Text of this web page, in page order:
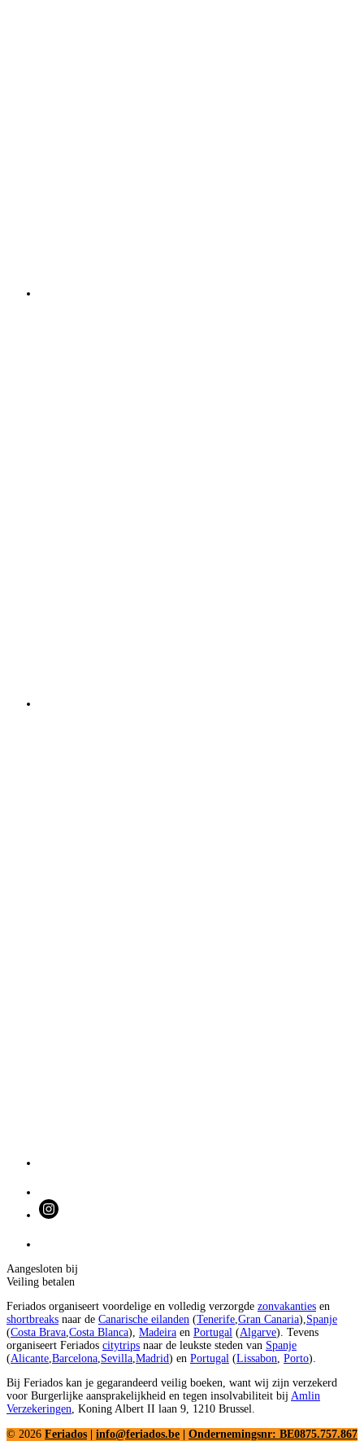
Aangesloten bij
Veiling betalen
Feriados organiseert voordelige en volledig verzorgde zonvakanties en
shortbreaks naar de Canarische eilanden (Tenerife,Gran Canaria),Spanje
(Costa Brava,Costa Blanca), Madeira en Portugal (Algarve). Tevens
organiseert Feriados citytrips naar de leukste steden van Spanje
(Alicante,Barcelona,Sevilla,Madrid) en Portugal (Lissabon, Porto).
Bij Feriados kan je gegarandeerd veilig boeken, want wij zijn verzekerd
voor Burgerlijke aansprakelijkheid en tegen insolvabiliteit bij Amlin
Verzekeringen, Koning Albert II laan 9, 1210 Brussel.
© 2026 Feriados info@feriados.be Ondernemingsnr: BE0875.757.867